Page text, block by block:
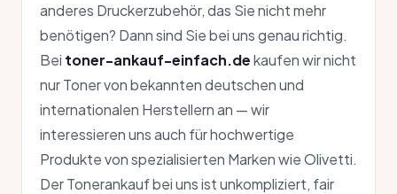
anderes Druckerzubehör, das Sie nicht mehr
benötigen? Dann sind Sie bei uns genau richtig.
Bei toner-ankauf-einfach.dekaufen wir nicht
nur Toner von bekannten deutschen und
internationalen Herstellern an — wir
interessieren uns auch für hochwertige
Produkte von spezialisierten Marken wie Olivetti.
Der Tonerankauf bei uns ist unkompliziert, fair